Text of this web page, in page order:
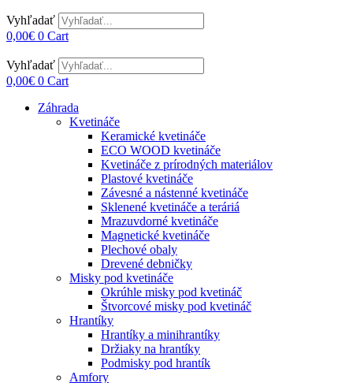
Vyhľadať
0,00€ 0 Cart
Vyhľadať
0,00€ 0 Cart
Záhrada
Kvetináče
Keramické kvetináče
ECO WOOD kvetináče
Kvetináče z prírodných materiálov
Plastové kvetináče
Závesné a nástenné kvetináče
Sklenené kvetináče a teráriá
Mrazuvdorné kvetináče
Magnetické kvetináče
Plechové obaly
Drevené debničky
Misky pod kvetináče
Okrúhle misky pod kvetináč
Štvorcové misky pod kvetináč
Hrantíky
Hrantíky a minihrantíky
Držiaky na hrantíky
Podmisky pod hrantík
Amfory